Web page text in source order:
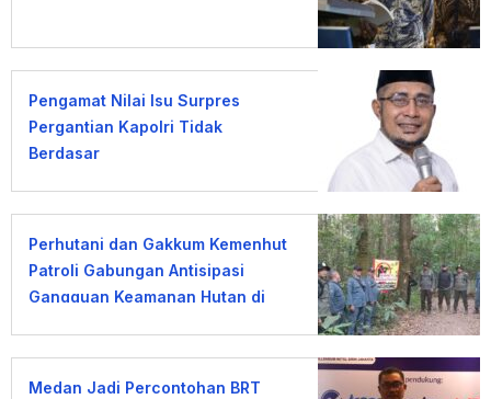
Pengamat Nilai Isu Surpres
Pergantian Kapolri Tidak
Berdasar
Perhutani dan Gakkum Kemenhut
Patroli Gabungan Antisipasi
Gangguan Keamanan Hutan di
Medan Jadi Percontohan BRT